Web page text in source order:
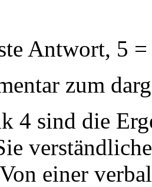
Antwort, 5
zum
4 sind die
einer